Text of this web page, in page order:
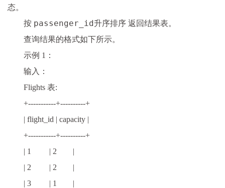
态。
按 passenger_id升序排序 返回结果表。
查询结果的格式如下所示。
示例 1：
输入：
Flights 表:
+-----------+----------+
| flight_id | capacity |
+-----------+----------+
| 1 | 2 |
| 2 | 2 |
| 3 | 1 |